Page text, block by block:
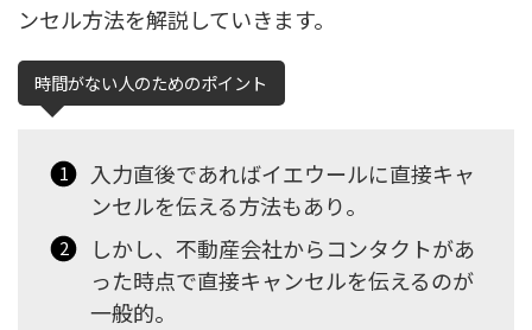
ンセル方法を解説していきます。
時間がない人のためのポイント
入力直後であればイエウールに直接キャ
ンセルを伝える方法もあり。
しかし、不動産会社からコンタクトがあ
った時点で直接キャンセルを伝えるのが
一般的。